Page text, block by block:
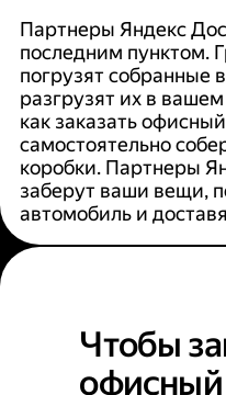
Партнеры Яндекс
последним пунктом.
погрузят собранные
разгрузят их в
как заказать
самостоятельно
коробки. Партнеры
заберут ваши вещи,
автомобиль и
Чтобы
офисный